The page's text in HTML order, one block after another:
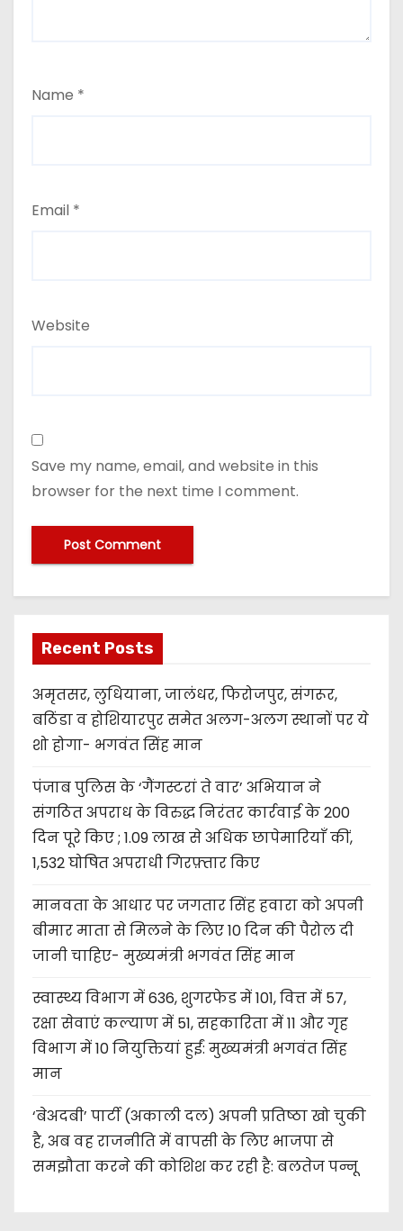
Name *
Email *
Website
Save my name, email, and website in this
browser for the next time I comment.
Recent Posts
अमृतसर, लुधियाना, जालंधर, फिरोजपुर, संगरूर,
बठिंडा व होशियारपुर समेत अलग-अलग स्थानों पर ये
शो होगा- भगवंत सिंह मान
पंजाब पुलिस के ‘गैंगस्टरां ते वार’ अभियान ने
संगठित अपराध के विरुद्ध निरंतर कार्रवाई के 200
दिन पूरे किए ; 1.09 लाख से अधिक छापेमारियाँ कीं,
1,532 घोषित अपराधी गिरफ़्तार किए
मानवता के आधार पर जगतार सिंह हवारा को अपनी
बीमार माता से मिलने के लिए 10 दिन की पैरोल दी
जानी चाहिए- मुख्यमंत्री भगवंत सिंह मान
स्वास्थ्य विभाग में 636, शुगरफेड में 101, वित्त में 57,
रक्षा सेवाएं कल्याण में 51, सहकारिता में 11 और गृह
विभाग में 10 नियुक्तियां हुईं: मुख्यमंत्री भगवंत सिंह
मान
‘बेअदबी’ पार्टी (अकाली दल) अपनी प्रतिष्ठा खो चुकी
है, अब वह राजनीति में वापसी के लिए भाजपा से
समझौता करने की कोशिश कर रही है: बलतेज पन्नू